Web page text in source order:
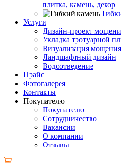
плитка, камень, декор
Услуги
Дизайн-проект
Укладка тротуарной
Визуализация мощения
Ландшафтный дизайн
Водоотведение
Прайс
Фотогалерея
Контакты
Покупателю
Покупателю
Сотрудничество
Вакансии
О компании
Отзывы